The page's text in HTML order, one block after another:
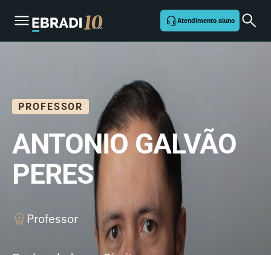
Atendimento aluno
PROFESSOR
ANTONIO GALVÃO
PERES
Professor